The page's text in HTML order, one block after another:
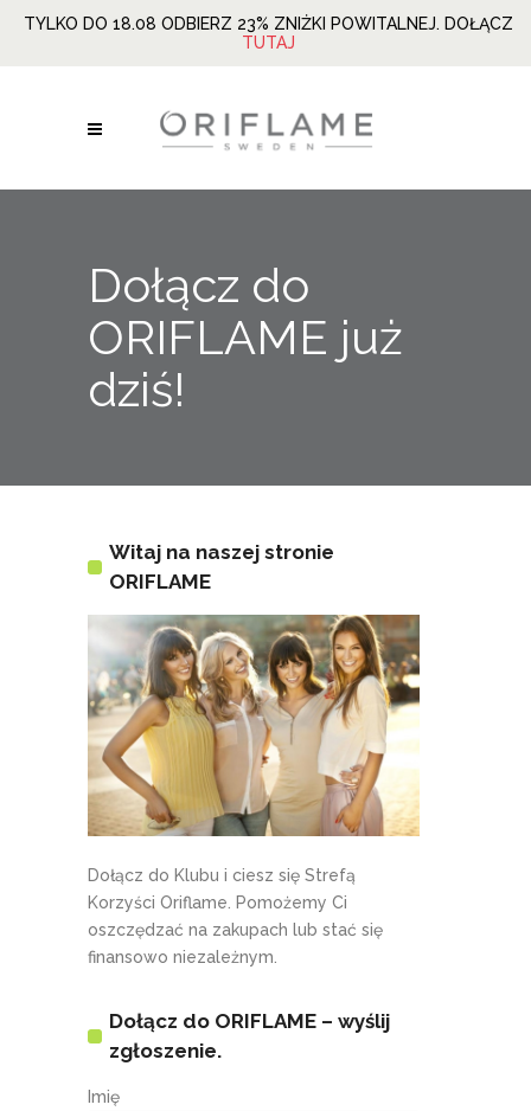
TYLKO DO 18.08 ODBIERZ 23% ZNIŻKI POWITALNEJ. DOŁĄCZ
TUTAJ
Dołącz do
ORIFLAME już
dziś!
Witaj na naszej stronie
ORIFLAME
Dołącz do Klubu i ciesz się Strefą
Korzyści Oriflame. Pomożemy Ci
oszczędzać na zakupach lub stać się
finansowo niezależnym.
Dołącz do ORIFLAME – wyślij
zgłoszenie.
Imię